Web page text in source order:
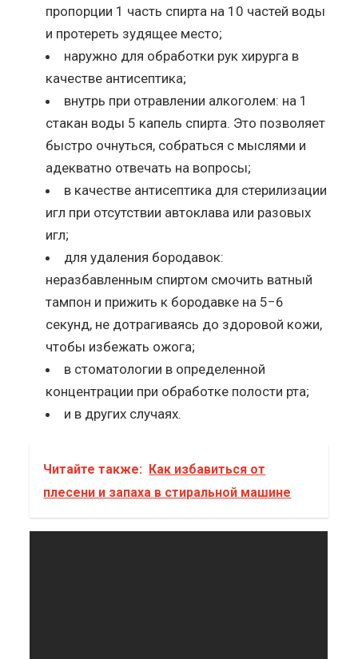
пропорции 1 часть спирта на 10 частей воды
и протереть зудящее место;
наружно для обработки рук хирурга в
качестве антисептика;
внутрь при отравлении алкоголем: на 1
стакан воды 5 капель спирта. Это позволяет
быстро очнуться, собраться с мыслями и
адекватно отвечать на вопросы;
в качестве антисептика для стерилизации
игл при отсутствии автоклава или разовых
игл;
для удаления бородавок:
неразбавленным спиртом смочить ватный
тампон и прижить к бородавке на 5−6
секунд, не дотрагиваясь до здоровой кожи,
чтобы избежать ожога;
в стоматологии в определенной
концентрации при обработке полости рта;
и в других случаях.
Читайте также: Как избавиться от
плесени и запаха в стиральной машине